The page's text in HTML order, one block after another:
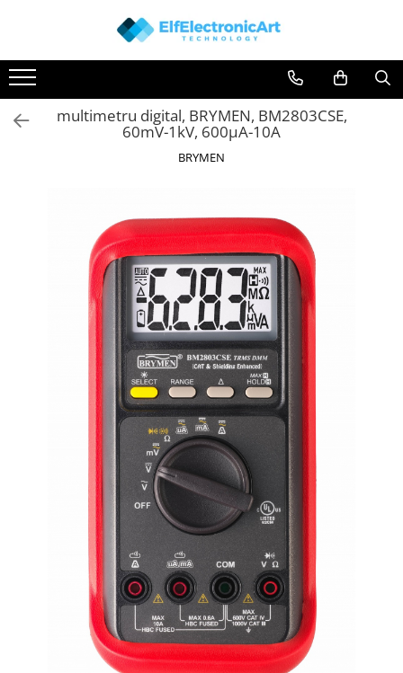
Toate Produsele
Audio
Auto
Instrumente de masura si control
Surse de alimentare
Termometre
Osciloscoape
Osciloscoape AXIOMET
Osciloscoape B&K PRECISION
Osciloscoape FLUKE
Osciloscoape GW INSTEK
Osciloscoape HANTEK
Osciloscoape KEYSIGHT
Osciloscoape OWON
Osciloscoape Peaktech
Osciloscoape ROHDE & SCHWARZ
Osciloscoape TELEDYNE LECROY
Osciloscoape UNI-T
multimetru digital, BRYMEN, BM2803CSE,
60mV-1kV, 600µA-10A
BRYMEN